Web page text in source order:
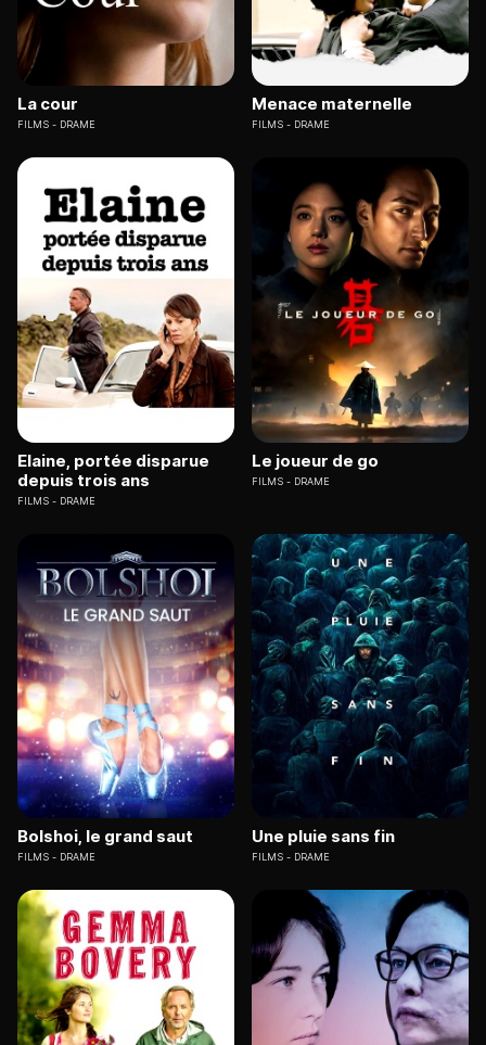
La cour
FILMS DRAME
Menace maternelle
FILMS DRAME
Elaine, portée disparue
depuis trois ans
FILMS DRAME
Le joueur de go
FILMS DRAME
Bolshoi, le grand saut
FILMS DRAME
Une pluie sans fin
FILMS DRAME